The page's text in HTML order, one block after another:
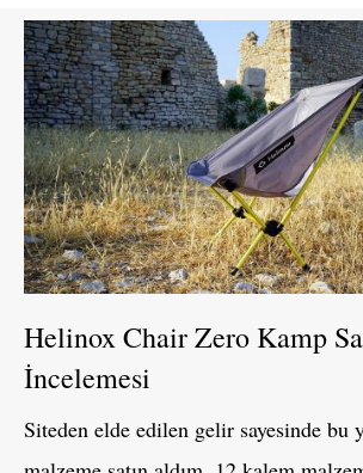
Helinox Chair Zero Kamp
İncelemesi
Siteden elde edilen gelir sayesinde bu